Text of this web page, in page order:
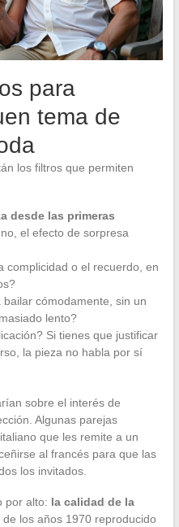
para
tema de
los filtros que permiten
desde las primeras
el efecto de sorpresa
complicidad o el recuerdo, en
cómodamente, sin un
lento?
Si tienes que justificar
la pieza no habla por sí
sobre el interés de
Algunas parejas
que les remite a un
al francés para que las
los invitados.
por alto: la calidad de la
los años 1970 reproducido